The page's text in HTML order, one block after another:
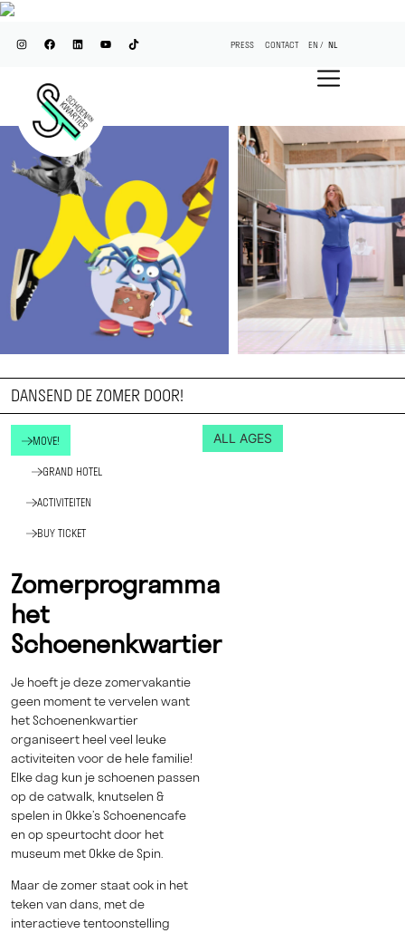
PRESS CONTACT EN NL
DANSEND DE ZOMER DOOR!
MOVE!
GRAND HOTEL
ACTIVITEITEN
BUY TICKET
Zomerprogramma
het
Schoenenkwartier
Je hoeft je deze zomervakantie
geen moment te vervelen want
het Schoenenkwartier
organiseert heel veel leuke
activiteiten voor de hele familie!
Elke dag kun je schoenen passen
op de catwalk, knutselen &
spelen in Okke’s Schoenencafe
en op speurtocht door het
museum met Okke de Spin.
Maar de zomer staat ook in het
teken van dans, met de
interactieve tentoonstelling
ALL AGES